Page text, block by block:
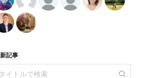
記事